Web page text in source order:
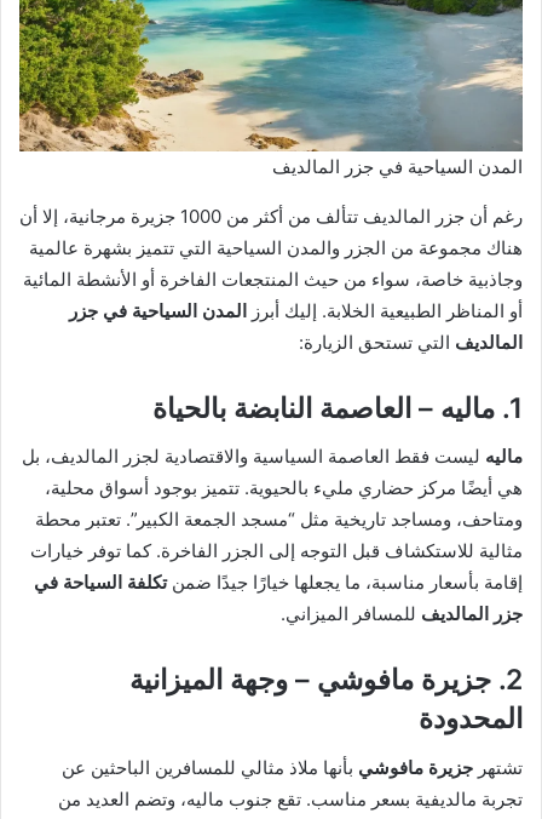
المدن السياحية في جزر المالديف
رغم أن جزر المالديف تتألف من أكثر من 1000 جزيرة مرجانية، إلا أن
هناك مجموعة من الجزر والمدن السياحية التي تتميز بشهرة عالمية
وجاذبية خاصة، سواء من حيث المنتجعات الفاخرة أو الأنشطة المائية
أو المناظر الطبيعية الخلابة. إليك أبرز المدن السياحية في جزر
المالديف التي تستحق الزيارة:
1. ماليه – العاصمة النابضة بالحياة
ماليه ليست فقط العاصمة السياسية والاقتصادية لجزر المالديف، بل
هي أيضًا مركز حضاري مليء بالحيوية. تتميز بوجود أسواق محلية،
ومتاحف، ومساجد تاريخية مثل “مسجد الجمعة الكبير”. تعتبر محطة
مثالية للاستكشاف قبل التوجه إلى الجزر الفاخرة. كما توفر خيارات
إقامة بأسعار مناسبة، ما يجعلها خيارًا جيدًا ضمنتكلفة السياحة في
جزر المالديف للمسافر الميزاني.
2. جزيرة مافوشي – وجهة الميزانية
المحدودة
تشتهر جزيرة مافوشي بأنها ملاذ مثالي للمسافرين الباحثين عن
تجربة مالديفية بسعر مناسب. تقع جنوب ماليه، وتضم العديد من